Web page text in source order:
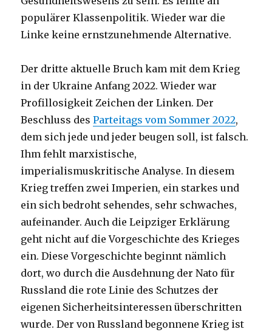
populärer Klassenpolitik. Wieder war die
Linke keine ernstzunehmende Alternative.
Der dritte aktuelle Bruch kam mit dem Krieg
in der Ukraine Anfang 2022. Wieder war
Profillosigkeit Zeichen der Linken. Der
Beschluss desParteitags vom Sommer 2022,
dem sich jede und jeder beugen soll, ist falsch.
Ihm fehlt marxistische,
imperialismuskritische Analyse. In diesem
Krieg treffen zwei Imperien, ein starkes und
ein sich bedroht sehendes, sehr schwaches,
aufeinander. Auch die Leipziger Erklärung
geht nicht auf die Vorgeschichte des Krieges
ein. Diese Vorgeschichte beginnt nämlich
dort, wo durch die Ausdehnung der Nato für
Russland die rote Linie des Schutzes der
eigenen Sicherheitsinteressen überschritten
wurde. Der von Russland begonnene Krieg ist